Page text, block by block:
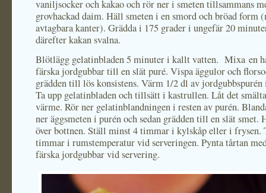
vaniljsocker och kakao och rör ner i smeten tillsammans
grovhackad daim. Häll smeten i en smord och bröad form
avtagbara kanter). Grädda i 175 grader i ungefär 20
därefter kakan svalna.
Blötlägg gelatinbladen 5 minuter i kallt vatten. Mixa en
färska jordgubbar till en slät puré. Vispa äggulor och
grädden till lös konsistens. Värm 1/2 dl av
Ta upp gelatinbladen och tillsätt i kastrullen. Låt det
värme. Rör ner gelatinblandningen i resten av purén.
ner äggsmeten i purén och sedan grädden till en slät smet.
över bottnen. Ställ minst 4 timmar i kylskåp eller i frysen.
timmar i rumstemperatur vid serveringen. Pynta tårtan
färska jordgubbar vid servering.